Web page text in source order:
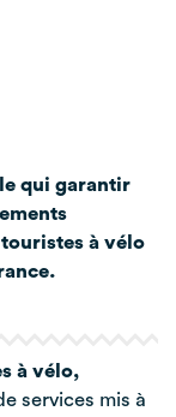
qui garantir
à vélo
à vélo,
services mis à